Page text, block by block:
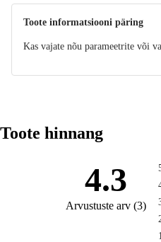
Toote informatsiooni päring
Kas vajate nõu parameetrite või
Toote hinnang
4.3
Arvustuste arv (3)
1